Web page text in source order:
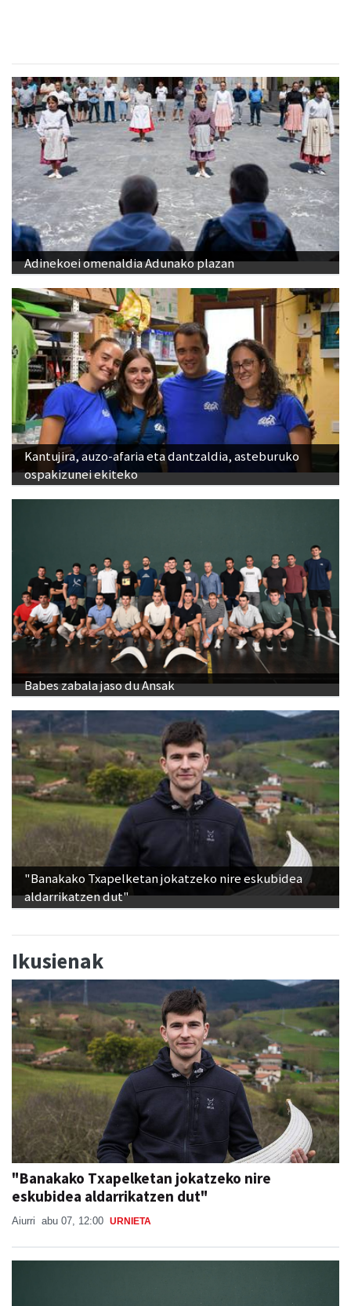
Adinekoei omenaldia Adunako plazan
Kantujira, auzo-afaria eta dantzaldia, asteburuko
ospakizunei ekiteko
Babes zabala jaso du Ansak
"Banakako Txapelketan jokatzeko nire eskubidea
aldarrikatzen dut"
Ikusienak
"Banakako Txapelketan jokatzeko nire
eskubidea aldarrikatzen dut"
Aiurri abu 07, 12:00 URNIETA